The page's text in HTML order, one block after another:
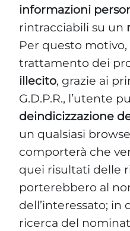
informazioni
rintracciabili su un
Per questo
trattamento dei
illecito, grazie ai
G.D.P.R., l’utente
deindicizzazione
un qualsiasi
comporterà che
quei risultati delle
porterebbero al
dell’interessato; in
ricerca del